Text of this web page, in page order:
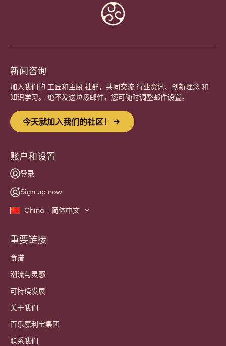
新闻咨询
加入我们的 工匠和主厨 社群，共同交流 行业资讯、创新理念 和
知识学习。 绝不发送垃圾邮件，您可随时调整邮件设置。
今天就加入我们的社区！
账户和设置
登录
Sign up now
China - 简体中文
Footer
Callebaut
重要链接
食谱
潮流与灵感
可持续发展
关于我们
百乐嘉利宝集团
联系我们